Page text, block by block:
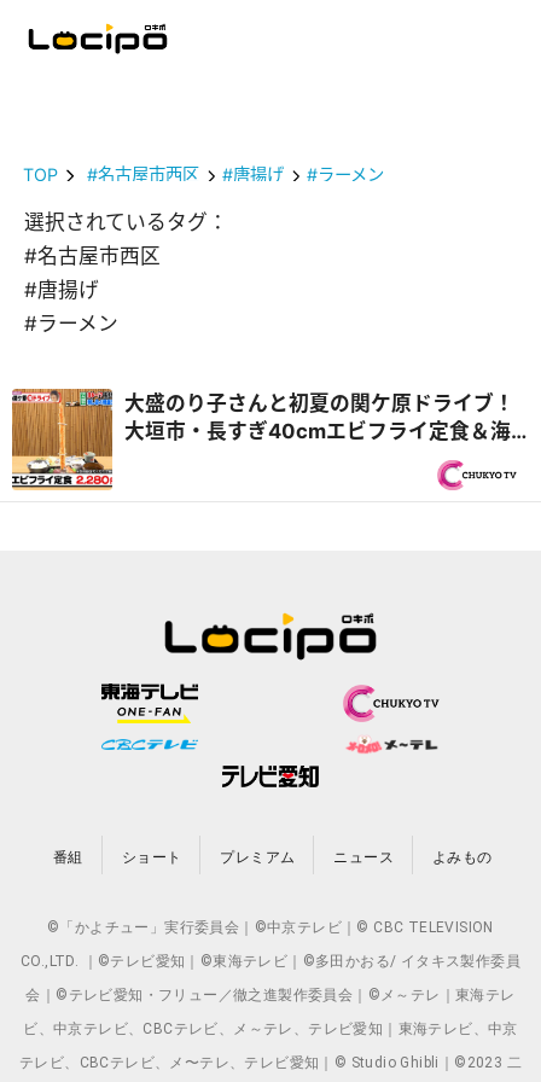
TOP #名古屋市西区 #唐揚げ #ラーメン
選択されているタグ：
#名古屋市西区
#唐揚げ
#ラーメン
大盛のり子さんと初夏の関ケ原ドライブ！
大垣市・長すぎ40cmエビフライ定食＆海
津市・飛騨牛中華食べ放題！？『PS純金
番組 ショート プレミアム ニュース よみもの
©「かよチュー」実行委員会｜©中京テレビ｜© CBC TELEVISION
CO.,LTD. ｜©テレビ愛知｜©東海テレビ｜©多田かおる/ イタキス製作委員
会｜©テレビ愛知・フリュー／徹之進製作委員会｜©メ～テレ｜東海テレ
ビ、中京テレビ、CBCテレビ、メ～テレ、テレビ愛知｜東海テレビ、中京
テレビ、CBCテレビ、メ〜テレ、テレビ愛知｜© Studio Ghibli｜©2023 二